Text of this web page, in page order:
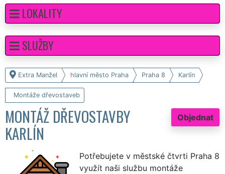
Extra Manžel hlavní město Praha Praha 8 Karlín
Montáže dřevostaveb
Objednat
MONTÁŽ DŘEVOSTAVBY
KARLÍN
Potřebujete v městské čtvrti Praha 8
využít naši službu montáže
LOKALITY
SLUŽBY